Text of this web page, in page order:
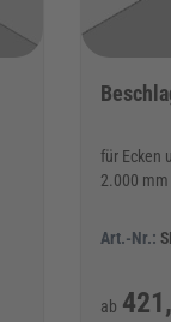
für Ecken
2.000 mm
Art.-Nr.:
ab